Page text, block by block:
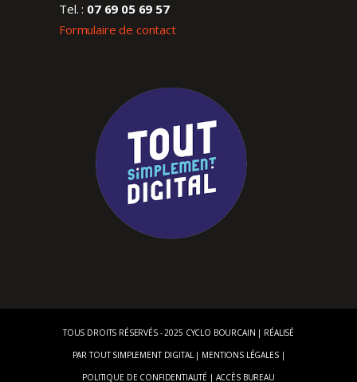
Tel. : 07 69 05 69 57
Formulaire de contact
TOUS DROITS RÉSERVÉS - 2025 CYCLO BOURCAIN | RÉALISÉ
PARTOUT SIMPLEMENT DIGITAL| MENTIONS LÉGALES|
POLITIQUE DE CONFIDENTIALITÉ | ACCÈS BUREAU